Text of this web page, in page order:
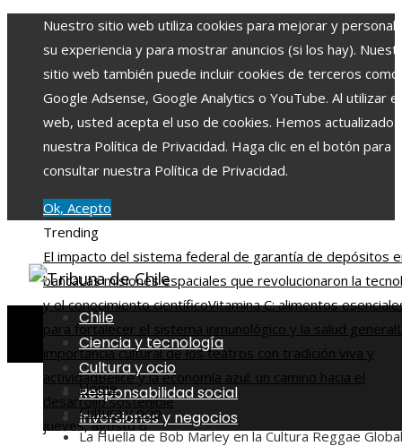
Nuestro sitio web utiliza cookies para mejorar y
su experiencia y para mostrar anuncios (si los hay).
sitio web también puede incluir cookies de terceros como
Google Adsense, Google Analytics o YouTube. Al utilizar
web, usted acepta el uso de cookies. Hemos actualizado
nuestra Política de Privacidad. Haga clic en el botón para
consultar nuestra Política de Privacidad.
Ok, Acepto
Trending
El impacto del sistema federal de garantía de depósitos
bancaLas misiones espaciales que revolucionaron la
y el conocimiento científicoVitamina C: alimentos
para fortalecer el sistema inmunológico y la salud general
importancia cultural de los teatros con tradición viva y
actividadBelice y la economía azul: un camino hacia el
desarrollo sostenible
jueves, agosto 6
Chile
Ciencia y tecnología
Cultura y ocio
Responsabilidad social
Inversiones y negocios
Home
Cultura y ocio
La Huella de Bob Marley en la Cultura Reggae Global